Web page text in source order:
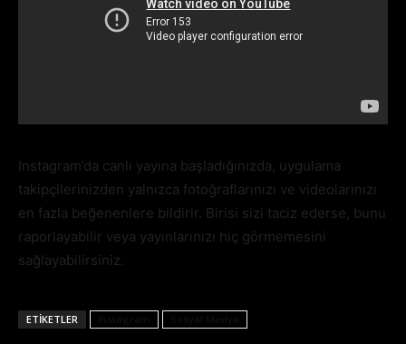
Instagram’da canlı yayına başladığınızda, uygulama
takipçilerinizden yalnızca fotoğraflarınızı ve videolarınızı
en fazla beğenenlere bildirir. Birisi sizi taciz ederse, bunu
raporlayabilir veya yayınlarınızı hiç görmemesini
sağlayabilirsiniz.
ETIKETLER